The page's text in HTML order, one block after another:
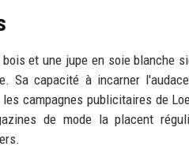
et une jupe en soie blanche
Sa capacité à incarner
campagnes publicitaires de
de mode la placent